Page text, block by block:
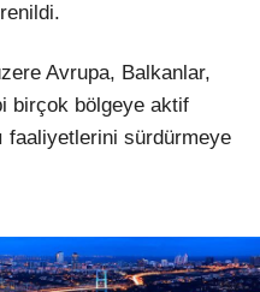
Avrupa, Balkanlar,
birçok bölgeye aktif
faaliyetlerini sürdürmeye